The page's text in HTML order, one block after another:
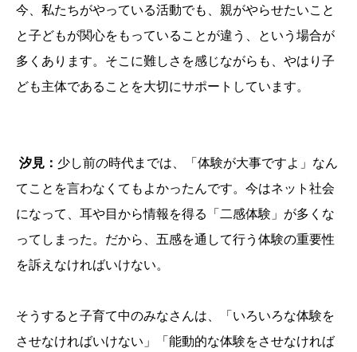
今、私たちがやっている活動でも、親がやらせたいこと
と子どもが関心をもっていることが違う、という場合が
多くあります。そこに難しさを感じながらも、やはり子
ども主体であることを大切にサポートしています。
汐見： 少し前の時代までは、「体験が大事ですよ」なん
てことを言わなくてもよかったんです。今はネット社会
になって、耳や目から情報を得る「二感体験」が多くな
ってしまった。だから、五感を通して行う体験の重要性
を訴えなければいけない。
そうすると子育て中のみなさんは、「いろいろな体験を
させなければいけない」「能動的な体験をさせなければ